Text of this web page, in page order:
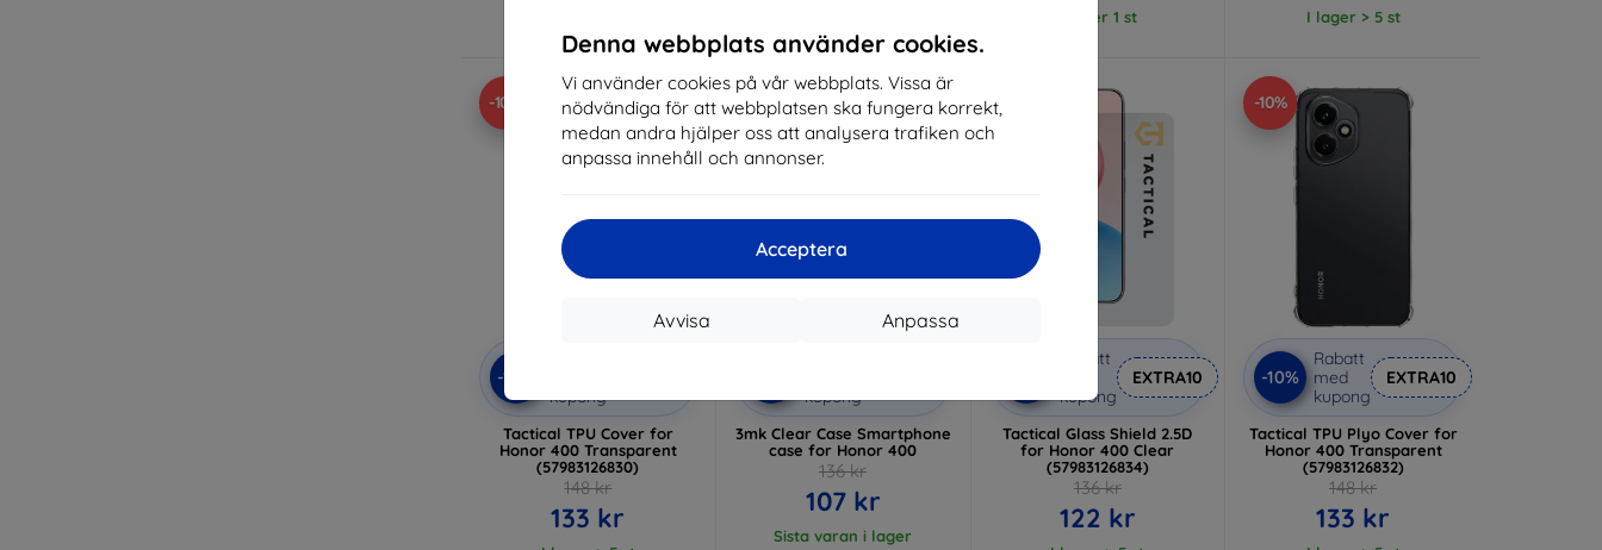
Denna webbplats använder cookies.
Vi använder cookies på vår webbplats. Vissa är
nödvändiga för att webbplatsen ska fungera korrekt,
medan andra hjälper oss att analysera trafiken och
anpassa innehåll och annonser.
Acceptera
Anpassa
Avvisa
I lager > 5 st I lager 4 st
I lager 1 st I lager > 5 st
-10%
-10%
kupong
Tactical TPU Cover for
Honor 400 Transparent
(57983126830)
148 kr
133 kr
-21%
kupong
3mk Clear Case Smartphone
case for Honor 400
136 kr
107 kr
Sista varan i lager
-10%
Rabatt
kupong
EXTRA10
Tactical Glass Shield 2.5D
for Honor 400 Clear
(57983126834)
136 kr
122 kr
-10%
-10%
Rabatt
med
kupong
EXTRA10
Tactical TPU Plyo Cover for
Honor 400 Transparent
(57983126832)
148 kr
133 kr